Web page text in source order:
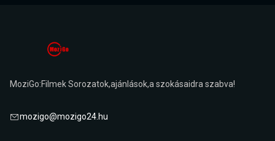
MoziGo:Filmek Sorozatok,ajánlások,a szokásaidra szabva!
mozigo@mozigo24.hu